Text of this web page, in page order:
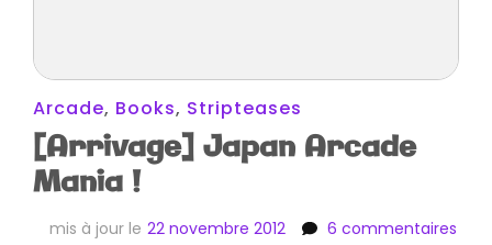
Arcade, Books, Stripteases
[Arrivage] Japan Arcade
Mania !
mis à jour le 22 novembre 2012 6 commentaires